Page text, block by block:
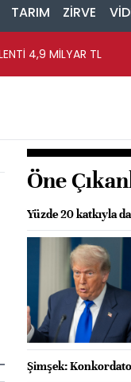
TARIM ZİRVE
4,9 MİLYAR TL
Öne
Yüzde 20 katkıyla
Şimşek: